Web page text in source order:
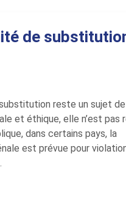
de
reste un sujet de
et éthique, elle n’est pas
dans certains pays, la
est prévue pour